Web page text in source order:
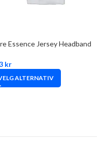
Essence Jersey Headband
kr
ALTERNATIV